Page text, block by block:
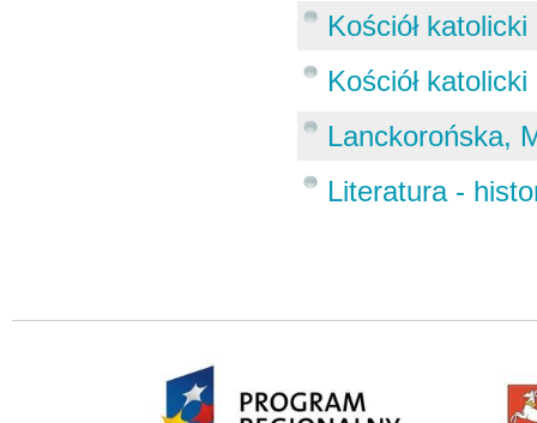
Kościół
Kościół
Lanckorońska,
Literatura -